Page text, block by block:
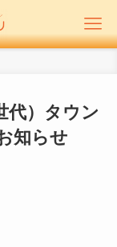
）タウン
知らせ